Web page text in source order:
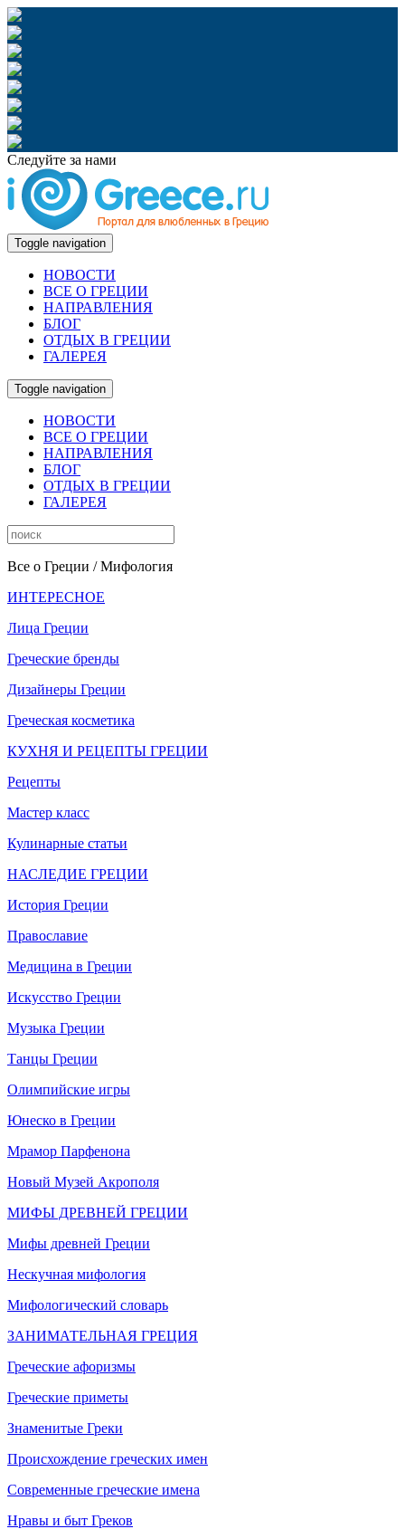
Следуйте за нами
Toggle navigation
НОВОСТИ
ВСЕ О ГРЕЦИИ
НАПРАВЛЕНИЯ
БЛОГ
ОТДЫХ В ГРЕЦИИ
ГАЛЕРЕЯ
Toggle navigation
НОВОСТИ
ВСЕ О ГРЕЦИИ
НАПРАВЛЕНИЯ
БЛОГ
ОТДЫХ В ГРЕЦИИ
ГАЛЕРЕЯ
Все о Греции / Мифология
ИНТЕРЕСНОЕ
Лица Греции
Греческие бренды
Дизайнеры Греции
Греческая косметика
КУХНЯ И РЕЦЕПТЫ ГРЕЦИИ
Рецепты
Мастер класс
Кулинарные статьи
НАСЛЕДИЕ ГРЕЦИИ
История Греции
Православие
Медицина в Греции
Искусство Греции
Музыка Греции
Танцы Греции
Олимпийские игры
Юнеско в Греции
Мрамор Парфенона
Новый Музей Акрополя
МИФЫ ДРЕВНЕЙ ГРЕЦИИ
Мифы древней Греции
Нескучная мифология
Мифологический словарь
ЗАНИМАТЕЛЬНАЯ ГРЕЦИЯ
Греческие афоризмы
Греческие приметы
Знаменитые Греки
Происхождение греческих имен
Современные греческие имена
Нравы и быт Греков